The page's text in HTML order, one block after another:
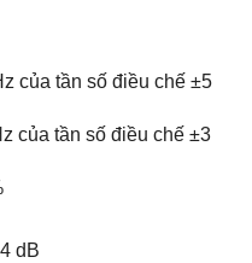
của tần số điều chế ±5
của tần số điều chế ±3
dB